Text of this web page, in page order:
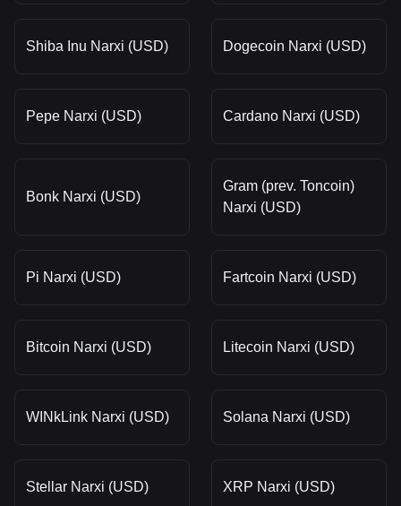
Shiba Inu Narxi (USD) Dogecoin Narxi (USD)
Pepe Narxi (USD) Cardano Narxi (USD)
Bonk Narxi (USD)
Gram (prev. Toncoin)
Narxi (USD)
Pi Narxi (USD) Fartcoin Narxi (USD)
Bitcoin Narxi (USD) Litecoin Narxi (USD)
WINkLink Narxi (USD) Solana Narxi (USD)
Stellar Narxi (USD) XRP Narxi (USD)